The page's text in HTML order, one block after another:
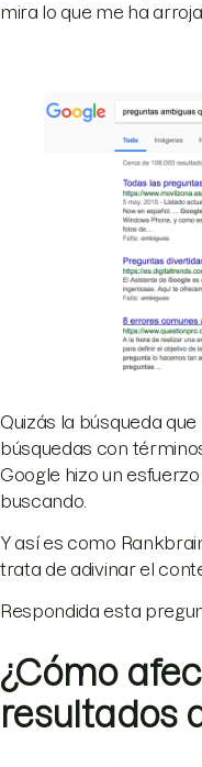
mira lo que me ha
Quizás la búsqueda
búsquedas con
Google hizo un
buscando.
Y así es como
trata de adivinar el
Respondida esta
¿Cómo
resultados